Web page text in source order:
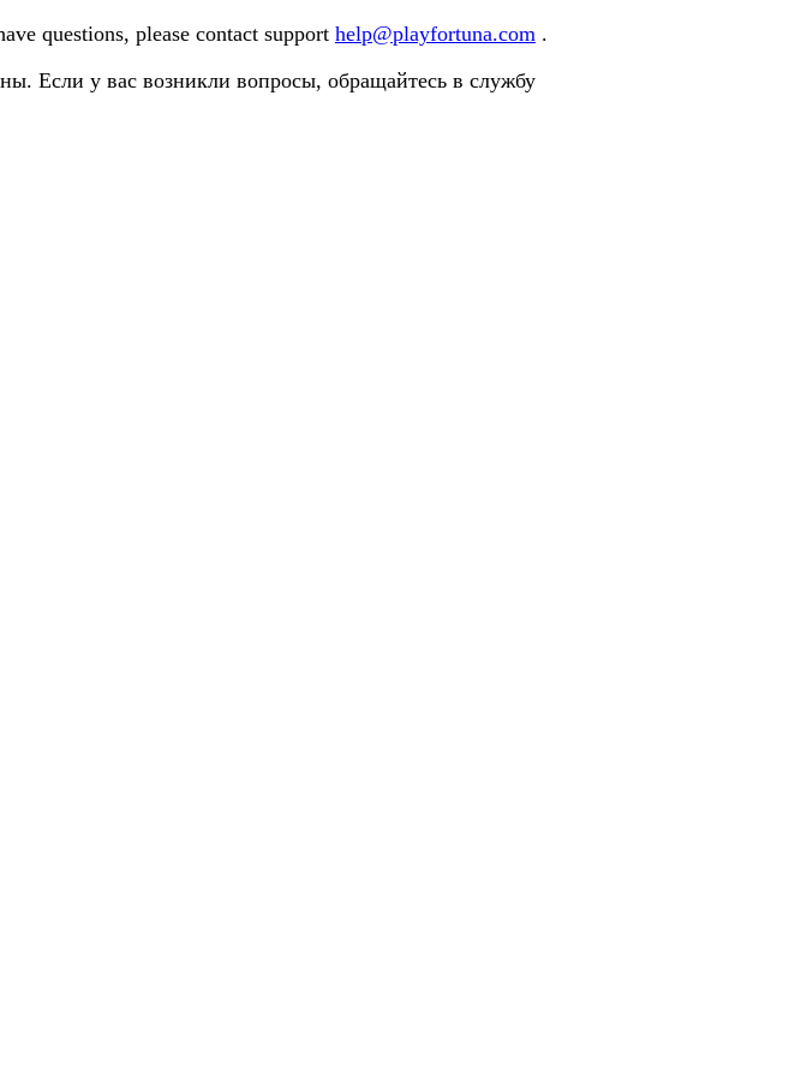
questions, please contact support help@playfortuna.com .
Если у вас возникли вопросы, обращайтесь в службу